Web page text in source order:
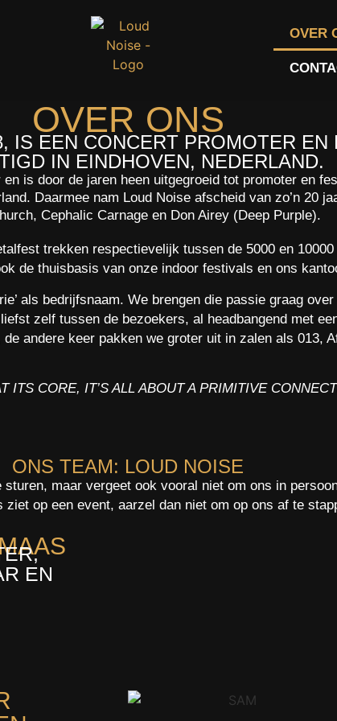
OVER
OVER ONS
IS EEN CONCERT PROMOTER EN
IN EINDHOVEN, NEDERLAND.
is door de jaren heen uitgegroeid tot promoter en
Daarmee nam Loud Noise afscheid van zo’n 20
Cephalic Carnage en Don Airey (Deep Purple).
trekken respectievelijk tussen de 5000 en
de thuisbasis van onze indoor festivals en ons
als bedrijfsnaam. We brengen die passie graag
zelf tussen de bezoekers, al headbangend met
andere keer pakken we groter uit in zalen als 013,
ITS CORE, IT’S ALL ABOUT A PRIMITIVE
ONS TEAM: LOUD NOISE
maar vergeet ook vooral niet om ons in
ziet op een event, aarzel dan niet om op ons af te
EN